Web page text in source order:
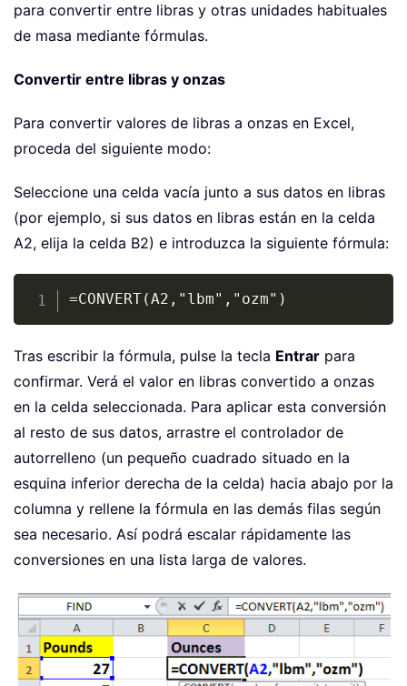
para convertir entre libras y otras unidades habituales
de masa mediante fórmulas.
Convertir entre libras y onzas
Para convertir valores de libras a onzas en Excel,
proceda del siguiente modo:
Seleccione una celda vacía junto a sus datos en libras
(por ejemplo, si sus datos en libras están en la celda
A2, elija la celda B2) e introduzca la siguiente fórmula:
=CONVERT(A2,"lbm","ozm")
Tras escribir la fórmula, pulse la tecla Entrar para
confirmar. Verá el valor en libras convertido a onzas
en la celda seleccionada. Para aplicar esta conversión
al resto de sus datos, arrastre el controlador de
autorrelleno (un pequeño cuadrado situado en la
esquina inferior derecha de la celda) hacia abajo por la
columna y rellene la fórmula en las demás filas según
sea necesario. Así podrá escalar rápidamente las
conversiones en una lista larga de valores.